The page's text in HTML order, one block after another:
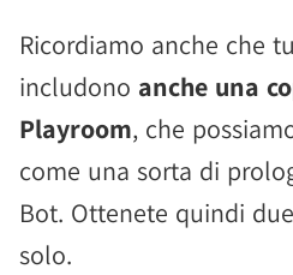
Ricordiamo anche che
includono anche una
Playroom, che
come una sorta di
Bot. Ottenete quindi
solo.